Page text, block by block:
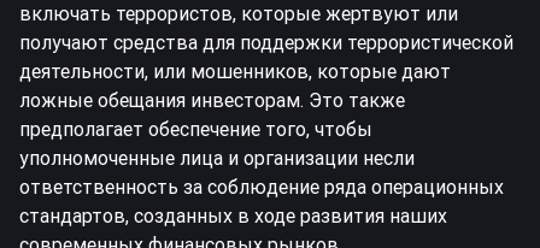
включать террористов, которые жертвуют или
получают средства для поддержки террористической
деятельности, или мошенников, которые дают
ложные обещания инвесторам. Это также
предполагает обеспечение того, чтобы
уполномоченные лица и организации несли
ответственность за соблюдение ряда операционных
стандартов, созданных в ходе развития наших